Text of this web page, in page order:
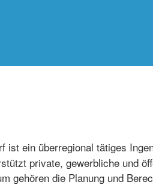
ist ein überregional tätiges
private, gewerbliche und
gehören die Planung und